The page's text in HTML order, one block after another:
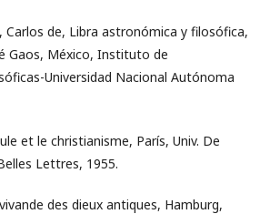
Carlos de, Libra astronómica y filosófica,
Gaos, México, Instituto de
Universidad Nacional Autónoma
et le christianisme, París, Univ. De
Lettres, 1955.
des dieux antiques, Hamburg,